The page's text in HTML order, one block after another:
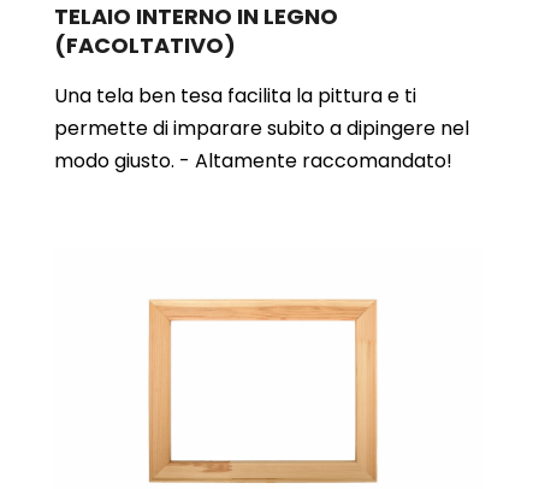
TELAIO INTERNO IN LEGNO
(FACOLTATIVO)
Una tela ben tesa facilita la pittura e ti
permette di imparare subito a dipingere nel
modo giusto. - Altamente raccomandato!